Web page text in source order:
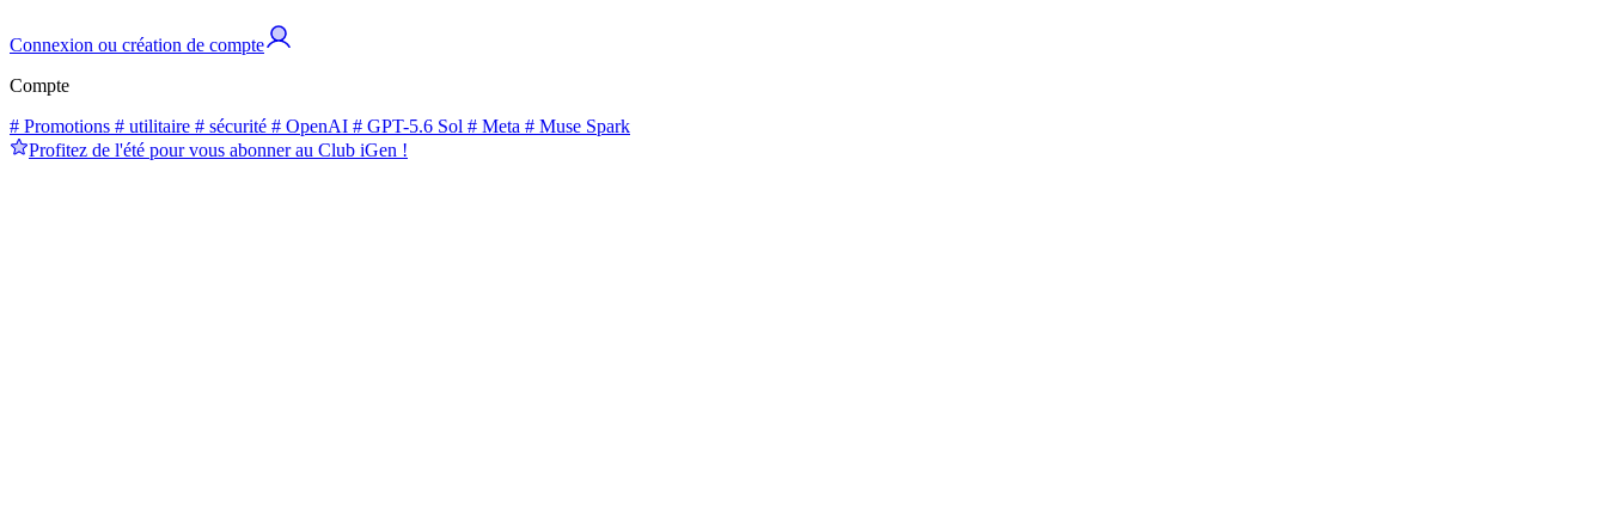
Connexion ou création de compte
Compte
# Promotions # utilitaire # sécurité # OpenAI # GPT-5.6 Sol # Meta # Muse Spark
Profitez de l'été pour vous abonner au Club iGen !